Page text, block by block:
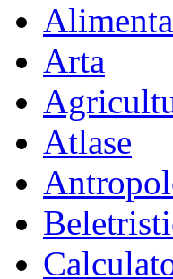
Arta
Atlase